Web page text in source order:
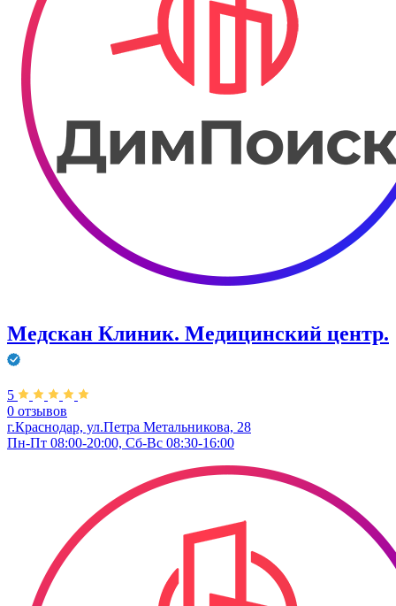
Медскан Клиник. Медицинский центр.
5
0 отзывов
г.Краснодар, ул.Петра Метальникова, 28
Пн-Пт 08:00-20:00, Сб-Вс 08:30-16:00